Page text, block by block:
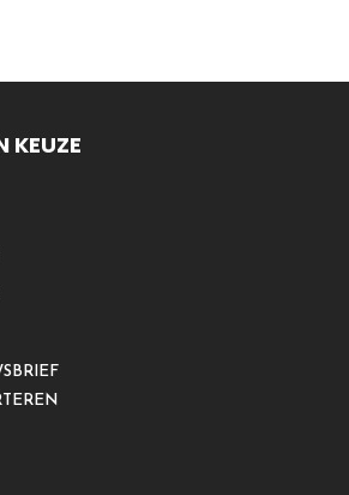
KEUZE